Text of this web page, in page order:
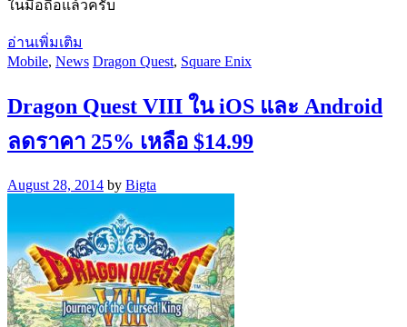
ในมือถือแล้วครับ
อ่านเพิ่มเติม
Mobile, News Dragon Quest, Square Enix
Dragon Quest VIII ใน iOS และ Android
ลดราคา 25% เหลือ $14.99
August 28, 2014 by Bigta